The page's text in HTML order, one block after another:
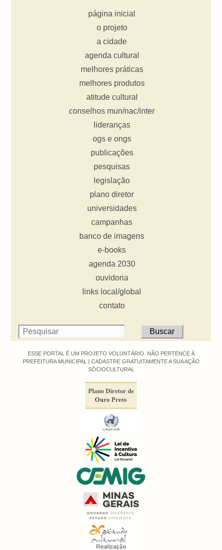
página inicial
o projeto
a cidade
agenda cultural
melhores práticas
melhores produtos
atitude cultural
conselhos mun/nac/inter
lideranças
ogs e ongs
publicações
pesquisas
legislação
plano diretor
universidades
campanhas
banco de imagens
e-books
agenda 2030
ouvidoria
links local/global
contato
ESSE PORTAL É UM PROJETO VOLUNTÁRIO. NÃO PERTENCE À
PREFEITURA MUNICIPAL | CADASTRE GRATUITAMENTE A SUA AÇÃO
SÓCIOCULTURAL